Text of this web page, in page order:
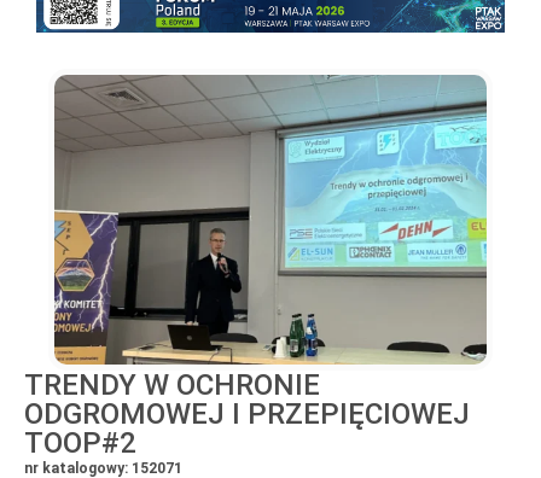
TRENDY W OCHRONIE
ODGROMOWEJ I PRZEPIĘCIOWEJ
TOOP#2
nr katalogowy: 152071